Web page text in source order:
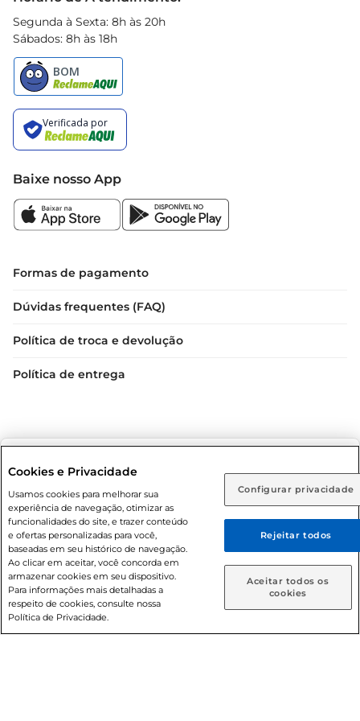
Rio de Janeiro (RJ) Goiás (GO)
Ou
Caso queira comprar online, informe como deseja receber
suas compras:
Entrega em casa Retire em Loja
Segunda à Sexta: 8h às 20h
Sábados: 8h às 18h
Baixe nosso App
Formas de pagamento
Dúvidas frequentes (FAQ)
Política de troca e devolução
Política de entrega
Condições gerais: Em caso de divergência de valores, o
valor válido é o do carrinho de compras. Fotos ilustrativas.
Compras sujeitas a confirmação de estoque. Compras
podem ser canceladas em caso de suspeita de fraude. A fim
de garantir o acesso de um maior número de clientes as
nossas promoções, a compra de produtos com preços
promocionais poderá ter sua quantidade limitada por
cliente. Os preços, ofertas e condições são exclusivos para
o e-commerce e válidos durante o dia de hoje, podendo
Cookies e Privacidade
Usamos cookies para melhorar sua
experiência de navegação, otimizar as
funcionalidades do site, e trazer conteúdo
e ofertas personalizadas para você,
baseadas em seu histórico de navegação.
Ao clicar em aceitar, você concorda em
armazenar cookies em seu dispositivo.
Para informações mais detalhadas a
respeito de cookies, consulte nossa
Política de Privacidade.
Configurar privacidade
Rejeitar todos
Aceitar todos os
cookies